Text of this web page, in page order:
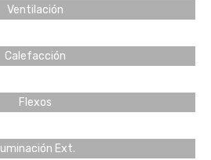
Ventilación
Calefacción
Flexos
Iluminación Ext.